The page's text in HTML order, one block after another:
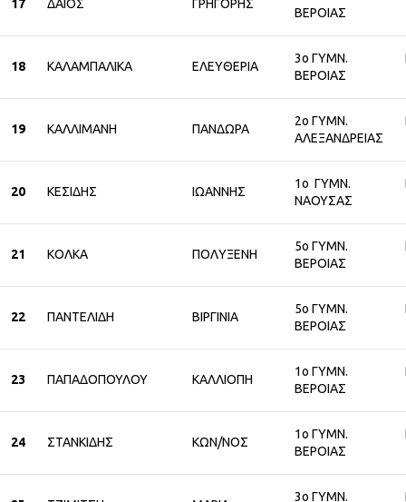
17 ΔΑΙΟΣ ΓΡΗΓΟΡΗΣ
ΒΕΡΟΙΑΣ
18 ΚΑΛΑΜΠΑΛΙΚΑ ΕΛΕΥΘΕΡΙΑ
3ο ΓΥΜΝ.
ΒΕΡΟΙΑΣ
19 ΚΑΛΛΙΜΑΝΗ ΠΑΝΔΩΡΑ
2ο ΓΥΜΝ.
ΑΛΕΞΑΝΔΡΕΙΑΣ
20 ΚΕΣΙΔΗΣ ΙΩΑΝΝΗΣ
1ο ΓΥΜΝ.
ΝΑΟΥΣΑΣ
21 ΚΟΛΚΑ ΠΟΛΥΞΕΝΗ
5ο ΓΥΜΝ.
ΒΕΡΟΙΑΣ
22 ΠΑΝΤΕΛΙΔΗ ΒΙΡΓΙΝΙΑ
5ο ΓΥΜΝ.
ΒΕΡΟΙΑΣ
23 ΠΑΠΑΔΟΠΟΥΛΟΥ ΚΑΛΛΙΟΠΗ
1ο ΓΥΜΝ.
ΒΕΡΟΙΑΣ
24 ΣΤΑΝΚΙΔΗΣ ΚΩΝ/ΝΟΣ
1ο ΓΥΜΝ.
ΒΕΡΟΙΑΣ
3ο ΓΥΜΝ.